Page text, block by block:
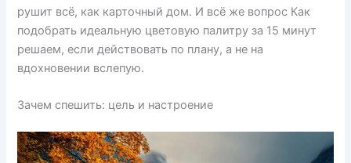
рушит всё, как карточный дом. И всё же вопрос Как
подобрать идеальную цветовую палитру за 15 минут
решаем, если действовать по плану, а не на
вдохновении вслепую.
Зачем спешить: цель и настроение